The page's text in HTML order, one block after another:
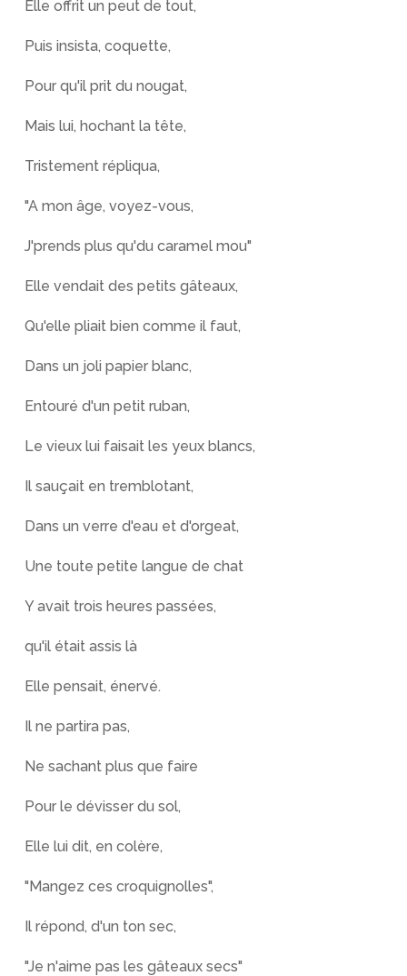
Elle offrit un peut de tout,
Puis insista, coquette,
Pour qu'il prit du nougat,
Mais lui, hochant la tête,
Tristement répliqua,
"A mon âge, voyez-vous,
J'prends plus qu'du caramel mou"
Elle vendait des petits gâteaux,
Qu'elle pliait bien comme il faut,
Dans un joli papier blanc,
Entouré d'un petit ruban,
Le vieux lui faisait les yeux blancs,
Il sauçait en tremblotant,
Dans un verre d'eau et d'orgeat,
Une toute petite langue de chat
Y avait trois heures passées,
qu'il était assis là
Elle pensait, énervé.
Il ne partira pas,
Ne sachant plus que faire
Pour le dévisser du sol,
Elle lui dit, en colère,
"Mangez ces croquignolles",
Il répond, d'un ton sec,
"Je n'aime pas les gâteaux secs"